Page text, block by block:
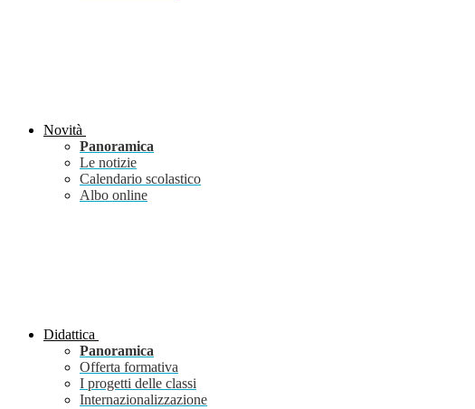
Novità
Panoramica
Le notizie
Calendario scolastico
Albo online
Didattica
Panoramica
Offerta formativa
I progetti delle classi
Internazionalizzazione